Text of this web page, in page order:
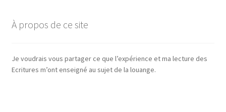
À propos de ce site
Je voudrais vous partager ce que l’expérience et ma lecture des
Ecritures m’ont enseigné au sujet de la louange.